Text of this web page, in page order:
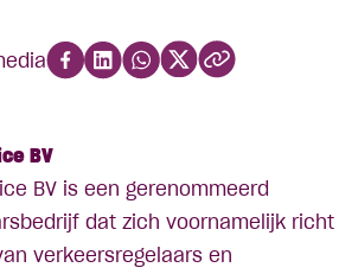
BV
BV is een gerenommeerd
dat zich voornamelijk richt
verkeersregelaars en